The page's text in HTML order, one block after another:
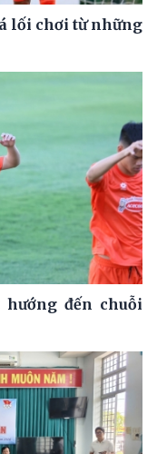
lối chơi từ những
đến chuỗi